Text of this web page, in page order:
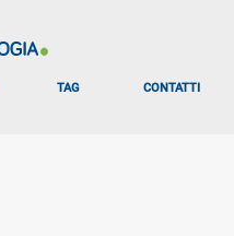
TAG CONTATTI